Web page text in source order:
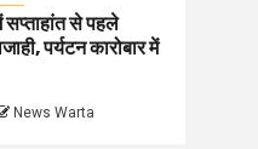
से पहले
पर्यटन कारोबार में
News Warta